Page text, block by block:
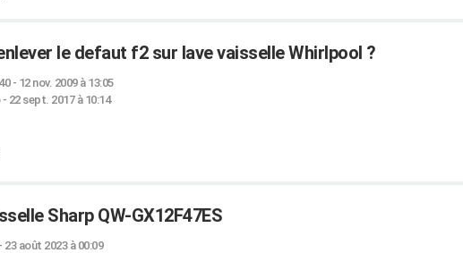
le defaut f2 sur lave vaisselle Whirlpool ?
- 12 nov. 2009 à 13:05
- 22 sept. 2017 à 10:14
Sharp QW-GX12F47ES
23 août 2023 à 00:09